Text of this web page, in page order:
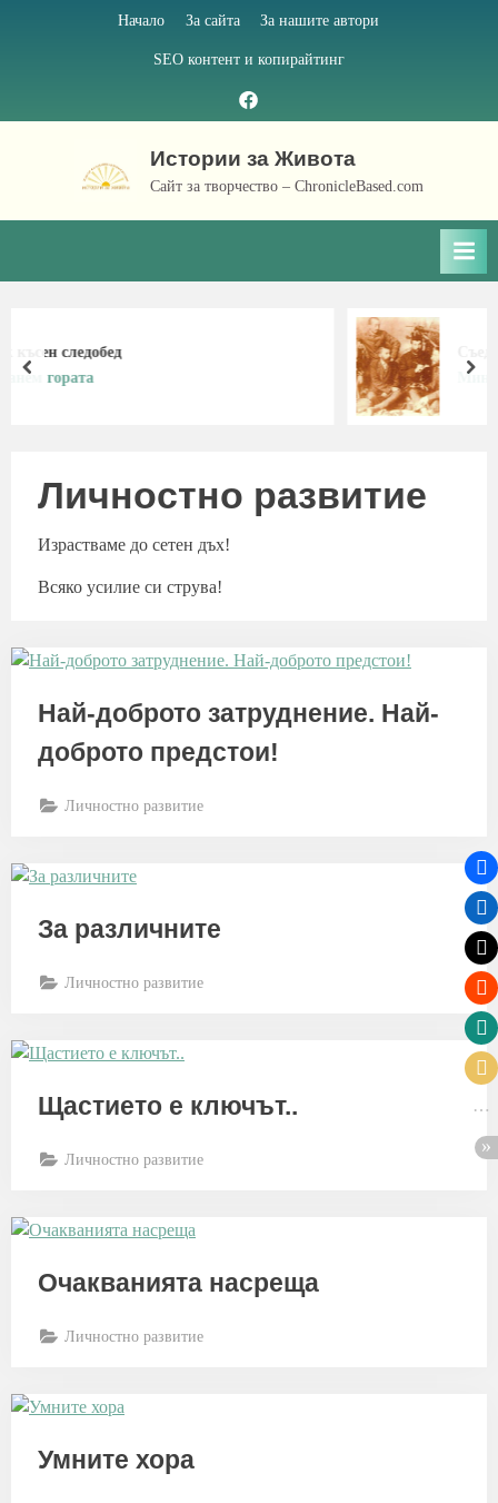
Начало За сайта За нашите автори
SEO контент и копирайтинг
Facebook
page
Истории за Живота
Сайт за творчество – ChronicleBased.com
Съединението на
Минало на България
prev
Личностно развитие
Израстваме до сетен дъх!
Всяко усилие си струва!
Най-доброто затруднение. Най-
доброто предстои!
Личностно развитие
За различните
Личностно развитие
Щастието е ключът..
Личностно развитие
Очакванията насреща
Личностно развитие
Умните хора